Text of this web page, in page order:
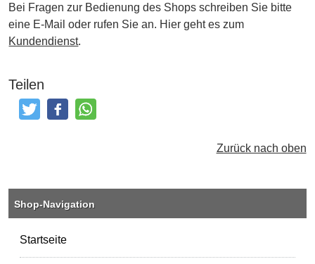
Bei Fragen zur Bedienung des Shops schreiben Sie bitte
eine E-Mail oder rufen Sie an. Hier geht es zum
Kundendienst.
Teilen
TweetenPostenTeilen
Zurück nach oben
Shop-Navigation
Startseite